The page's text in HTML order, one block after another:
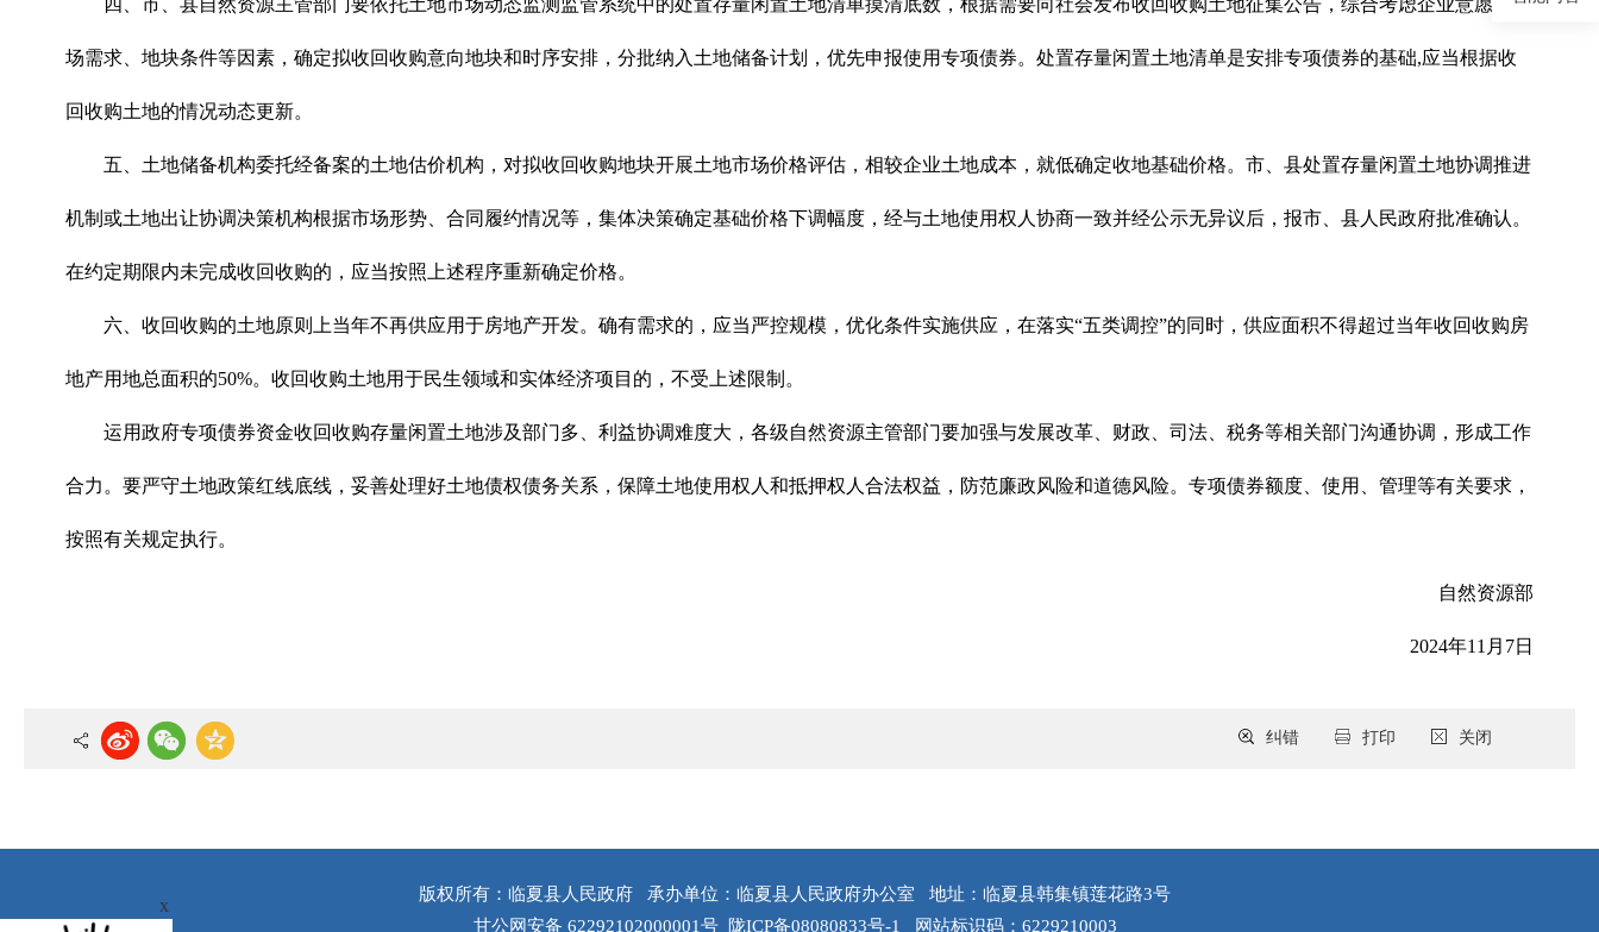
四、市、县自然资源主管部门要依托土地市场动态监测监管系统中的处置存量闲置土地清单摸清底数，根据需要向社会发布收回收购土地征集公告，综合考虑企业意愿、市
场需求、地块条件等因素，确定拟收回收购意向地块和时序安排，分批纳入土地储备计划，优先申报使用专项债券。处置存量闲置土地清单是安排专项债券的基础,应当根据收
回收购土地的情况动态更新。
五、土地储备机构委托经备案的土地估价机构，对拟收回收购地块开展土地市场价格评估，相较企业土地成本，就低确定收地基础价格。市、县处置存量闲置土地协调推进
机制或土地出让协调决策机构根据市场形势、合同履约情况等，集体决策确定基础价格下调幅度，经与土地使用权人协商一致并经公示无异议后，报市、县人民政府批准确认。
在约定期限内未完成收回收购的，应当按照上述程序重新确定价格。
六、收回收购的土地原则上当年不再供应用于房地产开发。确有需求的，应当严控规模，优化条件实施供应，在落实“五类调控”的同时，供应面积不得超过当年收回收购房
地产用地总面积的50%。收回收购土地用于民生领域和实体经济项目的，不受上述限制。
运用政府专项债券资金收回收购存量闲置土地涉及部门多、利益协调难度大，各级自然资源主管部门要加强与发展改革、财政、司法、税务等相关部门沟通协调，形成工作
合力。要严守土地政策红线底线，妥善处理好土地债权债务关系，保障土地使用权人和抵押权人合法权益，防范廉政风险和道德风险。专项债券额度、使用、管理等有关要求，
按照有关规定执行。
自然资源部
2024年11月7日
关闭
打印
纠错
版权所有：临夏县人民政府 承办单位：临夏县人民政府办公室
地址：临夏县韩集镇莲花路3号
甘公网安备 62292102000001号
陇ICP备08080833号-1 网站标识码：6229210003
x